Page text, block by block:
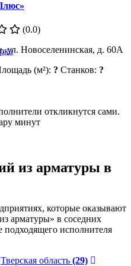
(0.0)
ул. Новоселенинская, д. 60А
(м²): ? Станков: ?
откликнутся сами.
минут
из арматуры в
которые оказывают
арматуры» в соседних
исполнителя
Тверская область (29)